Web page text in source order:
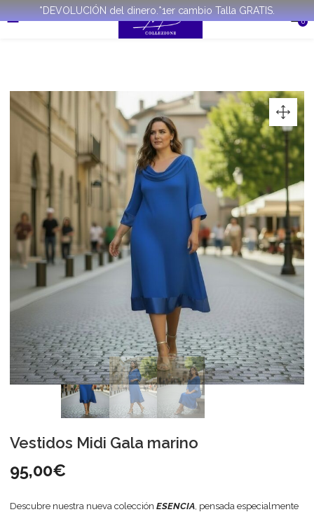
*DEVOLUCIÓN del dinero.*1er cambio Talla GRATIS.
0
Vestidos Midi Gala marino
95,00€
Descubre nuestra nueva colecciónESENCIA , pensada especialmente